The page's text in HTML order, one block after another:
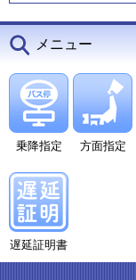
メニュー
乗降指定 方面指定
遅延証明書